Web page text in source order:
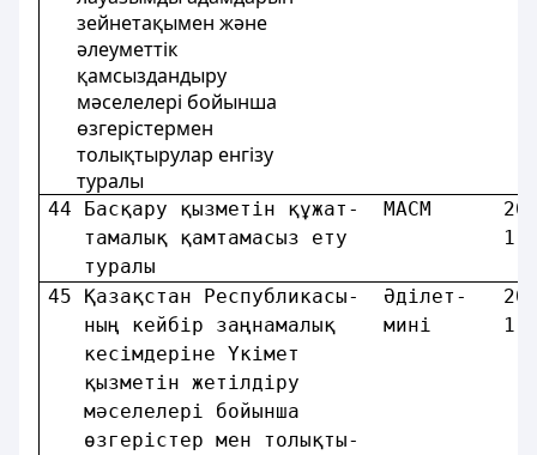
зейнетақымен және
әлеуметтік
қамсыздандыру
мәселелері бойынша
өзгерістермен
толықтырулар енгізу
туралы
44 Басқару қызметiн құжат-  МАСМ
тамалық қамтамасыз ету
туралы
45 Қазақстан Республикасы-  Әдiлет-
ның кейбір заңнамалық    минi
кесiмдерiне Үкiмет
қызметiн
мәселелерi
өзгерістер